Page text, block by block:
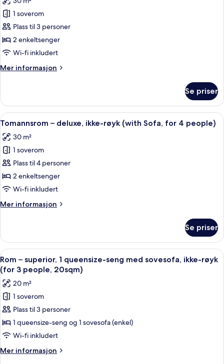
av
Tomannsrom
–
deluxe,
ikke-
røyk
(with
for
3
people
/
High
Floor)
1 soverom
Plass til 3 personer
2 enkeltsenger
Wi-fi inkludert
Mer informasjon
Mer
–
deluxe,
ikke-
(with
Sofa,
3
people
High
Floor)
Se priser
Åpne
alle
bildene
av
Tomannsrom
–
deluxe,
røyk
for
4
people)
Safe på rommet,
5
Tomannsrom – deluxe, ikke-røyk (with Sofa, for 4 people)
30 m²
1 soverom
Plass til 4 personer
2 enkeltsenger
Wi-fi inkludert
Mer informasjon
Mer
–
deluxe,
ikke-
røyk
(with
Sofa,
for
4
people)
Se priser
Åpne
alle
bildene
av
Rom
–
superior,
1
queensize-
seng
Safe på rommet,
4
Rom – superior, 1 queensize-seng med sovesofa, ikke-røyk
(for 3 people, 20sqm)
20 m²
1 soverom
Plass til 3 personer
1 queensize-seng og 1 sovesofa (enkel)
Wi-fi inkludert
Mer informasjon
Mer